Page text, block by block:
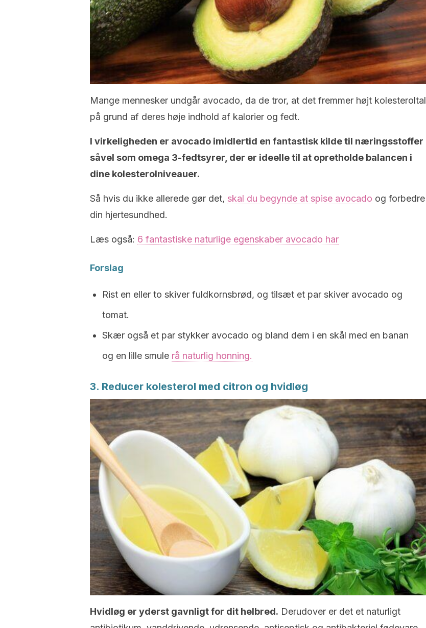
Mange mennesker undgår avocado, da de tror, ​​at det fremmer højt kolesteroltal
på grund af deres høje indhold af kalorier og fedt.
I virkeligheden er avocado imidlertid en fantastisk kilde til næringsstoffer
såvel som omega 3-fedtsyrer, der er ideelle til at opretholde balancen i
dine kolesterolniveauer.
Så hvis du ikke allerede gør det, skal du begynde at spise avocado og forbedre
din hjertesundhed.
Læs også: 6 fantastiske naturlige egenskaber avocado har
Forslag
Rist en eller to skiver fuldkornsbrød, og tilsæt et par skiver avocado og
tomat.
Skær også et par stykker avocado og bland dem i en skål med en banan
og en lille smule rå naturlig honning.
3. Reducer kolesterol med citron og hvidløg
Hvidløg er yderst gavnligt for dit helbred. Derudover er det et naturligt